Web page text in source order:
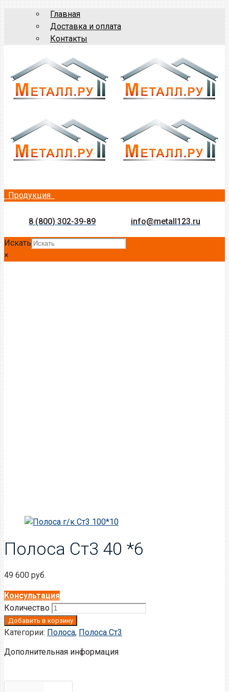
Главная
Доставка и оплата
Контакты
Продукция
8 (800) 302-39-89 info@metall123.ru
Искать
×
Полоса Ст3 40 *6
49 600 руб.
Консультация
Количество
Добавить в корзину
Категории: Полоса, Полоса Ст3
Дополнительная информация